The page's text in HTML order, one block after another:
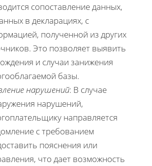
сопоставление данных,
в декларациях, с
полученной из других
Это позволяет выявить
и случаи занижения
базы.
нарушений: В случае
нарушений,
направляется
с требованием
пояснения или
что дает возможность